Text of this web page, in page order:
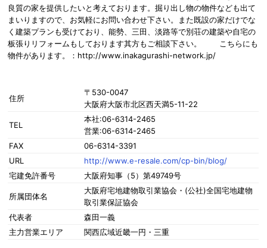
良質の家を提供したいと考えております。掘り出し物の物件なども出て
まいりますので、お気軽にお問い合わせ下さい。また既設の家だけでな
く建築プランも受けており、能勢、三田、淡路等で別荘の建築や自宅の
板張りリフォームもしております其方もご相談下さい。 こちらにも
物件があります。：http://www.inakagurashi-network.jp/
住所
〒530-0047
大阪府大阪市北区西天満5-11-22
TEL
本社:06-6314-2465
営業:06-6314-2465
FAX
06-6314-3391
URL
http://www.e-resale.com/cp-bin/blog/
宅建免許番号
大阪府知事（5）第49749号
所属団体名
大阪府宅地建物取引業協会・(公社)全国宅地建物
取引業保証協会
代表者
森田一義
主力営業エリア
関西広域近畿一円・三重